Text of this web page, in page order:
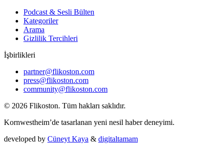
Podcast & Sesli Bülten
Kategoriler
Arama
Gizlilik Tercihleri
İşbirlikleri
partner@flikoston.com
press@flikoston.com
community@flikoston.com
© 2026 Flikoston. Tüm hakları saklıdır.
Kornwestheim’de tasarlanan yeni nesil haber deneyimi.
developed by Cüneyt Kaya & digitaltamam